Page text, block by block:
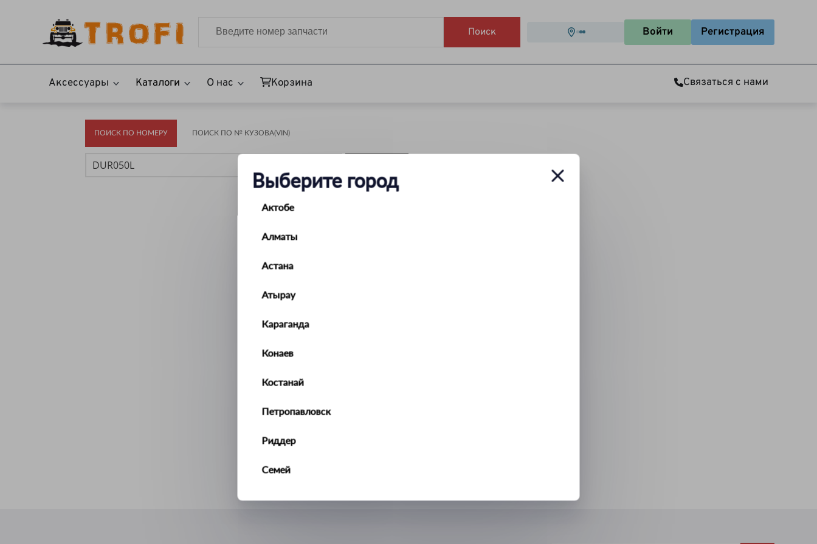
Поиск
Выберите город
Актобе
Алматы
Астана
Атырау
Караганда
Конаев
Костанай
Петропавловск
Риддер
Семей
Талдыкорган
Войти Регистрация
Аксессуары Каталоги О нас Корзина Связаться с нами
ПОИСК ПО НОМЕРУ ПОИСК ПО № КУЗОВА(VIN)